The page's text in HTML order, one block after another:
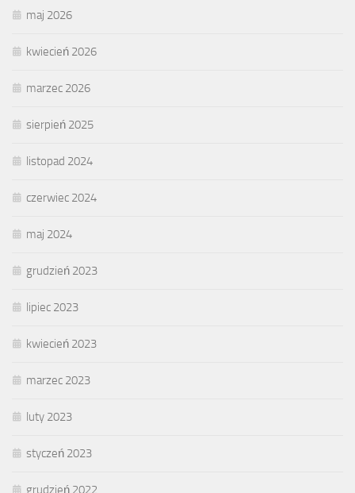
maj 2026
kwiecień 2026
marzec 2026
sierpień 2025
listopad 2024
czerwiec 2024
maj 2024
grudzień 2023
lipiec 2023
kwiecień 2023
marzec 2023
luty 2023
styczeń 2023
grudzień 2022